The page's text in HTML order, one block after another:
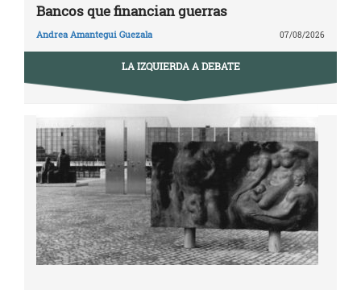
Bancos que financian guerras
Andrea Amantegui Guezala 07/08/2026
LA IZQUIERDA A DEBATE